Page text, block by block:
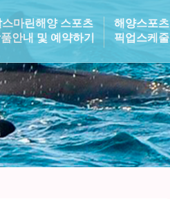
스마린해양 스포츠
안내 및 예약하기
해양스포츠
픽업스케줄